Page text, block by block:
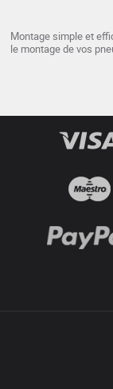
Montage simple et
le montage de vos